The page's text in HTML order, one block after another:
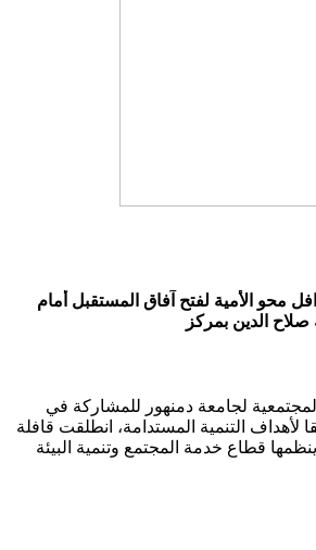
محو الأمية لفتح آفاق المستقبل أمام
صلاح الدين بمركز
لجامعة دمنهور للمشاركة في
لأهداف التنمية المستدامة، انطلقت قافلة
قطاع خدمة المجتمع وتنمية البيئة